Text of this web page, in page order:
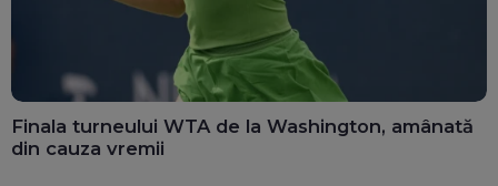
Finala turneului WTA de la Washington, amânată
din cauza vremii